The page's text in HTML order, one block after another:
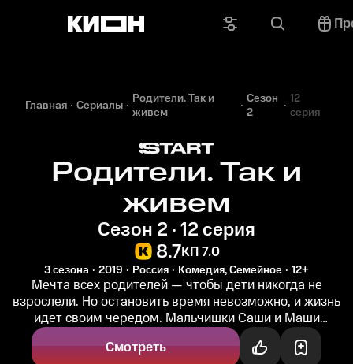
Главная Сериалы
Родители. Так и
живем
Сезон
2
12
серия
Родители. Так и
живем
Сезон 2 · 12 серия
8.7КП 7.0
3 сезона 2019 Россия Комедия, Семейное 12+
Мечта всех родителей — чтобы дети никогда не
взрослели. Но остановить время невозможно, и жизнь
идет своим чередом. Мальчишки Саши и Маши
Соколовых уже почти выросли, осталось...
Смотреть